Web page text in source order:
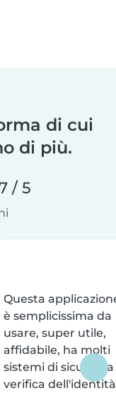
di cui
di più.
/ 5
Questa
è semplicissima da
usare, super utile,
affidabile, ha molti
sistemi di sicurezza
verifica dell'identità